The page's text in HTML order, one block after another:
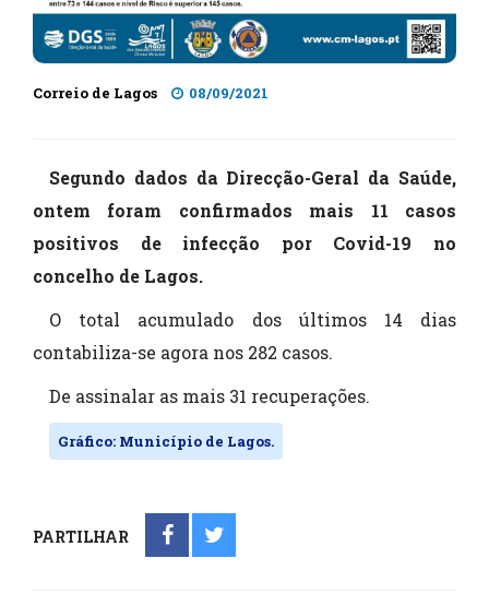
Correio de Lagos 08/09/2021
Segundo dados da Direcção-Geral da Saúde,
ontem foram confirmados mais 11 casos
positivos de infecção por Covid-19 no
concelho de Lagos.
O total acumulado dos últimos 14 dias
contabiliza-se agora nos 282 casos.
De assinalar as mais 31 recuperações.
Gráfico: Município de Lagos.
PARTILHAR